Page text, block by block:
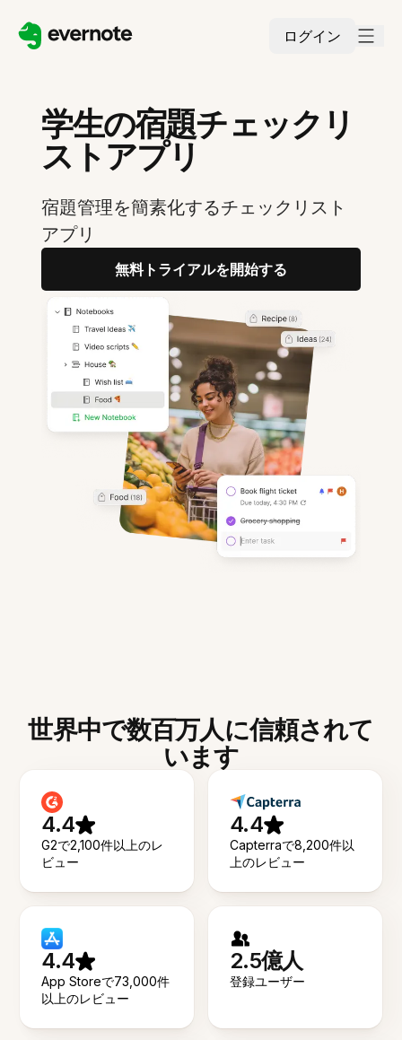
ログイン
学生の宿題チェックリ
ストアプリ
宿題管理を簡素化するチェックリスト
アプリ
無料トライアルを開始する
世界中で数百万人に信頼されて
います
4.4
G2で2,100件以上のレ
ビュー
4.4
Capterraで8,200件以
上のレビュー
4.4
App Storeで73,000件
以上のレビュー
2.5億人
登録ユーザー